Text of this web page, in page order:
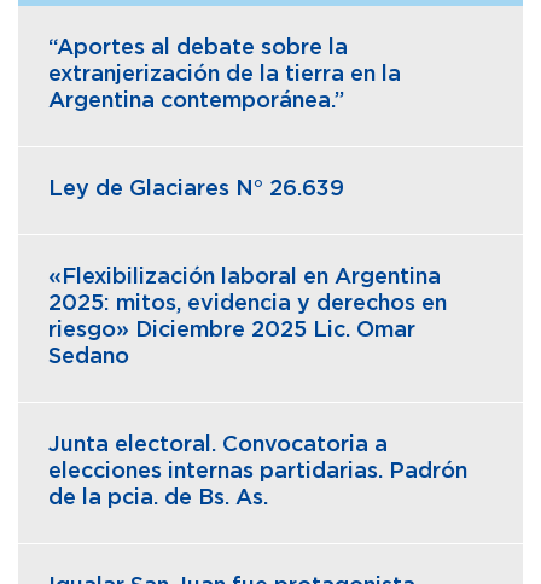
“Aportes al debate sobre la
extranjerización de la tierra en la
Argentina contemporánea.”
Ley de Glaciares N° 26.639
«Flexibilización laboral en Argentina
2025: mitos, evidencia y derechos en
riesgo» Diciembre 2025 Lic. Omar
Sedano
Junta electoral. Convocatoria a
elecciones internas partidarias. Padrón
de la pcia. de Bs. As.